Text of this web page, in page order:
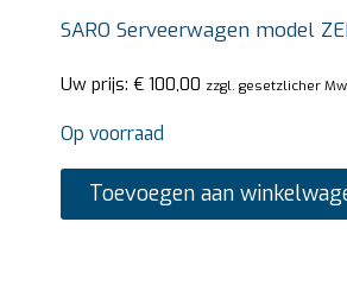
SARO Serveerwagen model
Uw prijs: € 100,00 zzgl. gesetzlicher
Op voorraad
Toevoegen aan